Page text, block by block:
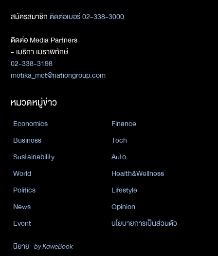
สมัครสมาชิกติดต่อเบอร์ 02-338-3000
ติดต่อ Media Partners
- เมธิกา เมธาพิทักษ์
02-338-3198
metika_met@nationgroup.com
หมวดหมู่ข่าว
Economics
Finance
Business
Tech
Sustainability
Auto
World
Health&Wellness
Politics
Lifestyle
News
Opinion
Event
นโยบายการเป็นส่วนตัว
นิยาย by KaweBook